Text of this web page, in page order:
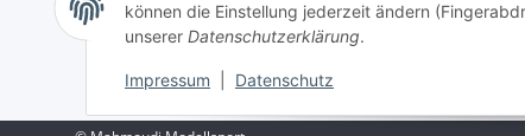
können die Einstellung jederzeit ändern
unserer Datenschutzerklärung.
Impressum Datenschutz